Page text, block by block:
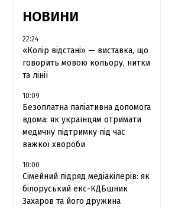
НОВИНИ
22:24
«Колір відстані» — виставка, що
говорить мовою кольору, нитки
та лінії
10:09
Безоплатна паліативна допомога
вдома: як українцям отримати
медичну підтримку під час
важкої хвороби
10:00
Сімейний підряд медіакілерів: як
білоруський екс-КДБшник
Захаров та його дружина